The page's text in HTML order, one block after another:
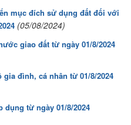
mục đích sử dụng đất đối với
(05/08/2024)
giao đất từ ngày 01/8/2024
đình, cá nhân từ 01/8/2024
từ ngày 01/8/2024